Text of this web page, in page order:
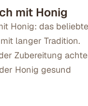
mit Honig
Honig: das beliebte
langer Tradition.
Zubereitung
Honig gesund